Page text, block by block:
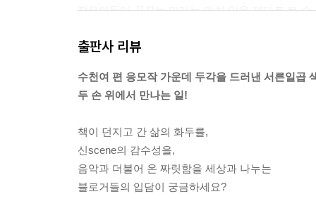
젊은이들이 꿈꾸는 미래는 마치 앞을 제대로 볼
출판사 리뷰
수천여 편 응모작 가운데 두각을 드러낸 서른일곱
두 손 위에서 만나는 일!
책이 던지고 간 삶의 화두를,
신scene의 감수성을,
음악과 더불어 온 짜릿함을 세상과 나누는
블로거들의 입담이 궁금하세요?